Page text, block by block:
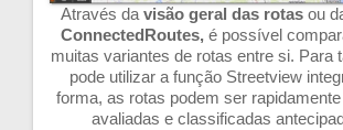
Através da visão geral das rotas ou
ConnectedRoutes,é possível
muitas variantes de rotas entre si. Para
pode utilizar a função Streetview
forma, as rotas podem ser
avaliadas e classificadas